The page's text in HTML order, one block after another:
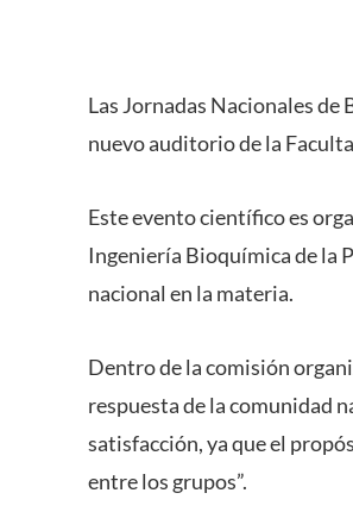
Las Jornadas Nacionales de
nuevo auditorio de la
Este evento científico es
Ingeniería Bioquímica de la
nacional en la materia.
Dentro de la comisión
respuesta de la comunidad
satisfacción, ya que el
entre los grupos”.